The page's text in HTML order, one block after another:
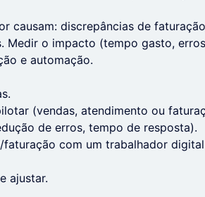
causam: discrepâncias de
Medir o impacto (tempo gasto,
e automação.
(vendas, atendimento ou
de erros, tempo de resposta).
faturação com um trabalhador
ajustar.